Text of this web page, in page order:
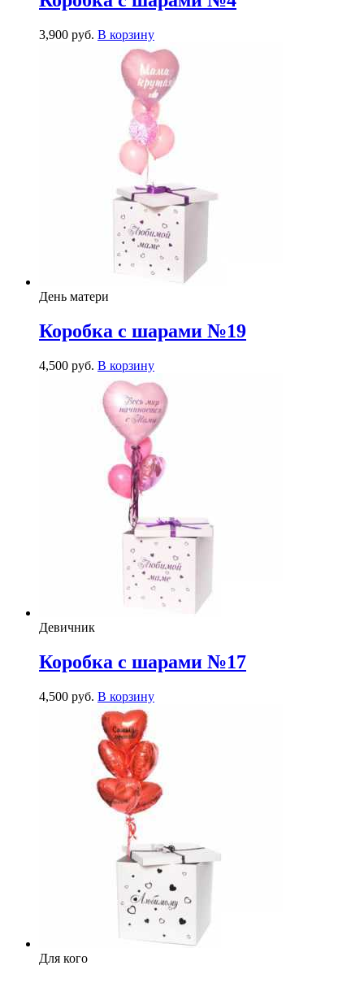
3,900 руб. В корзину
День матери
Коробка с шарами №19
4,500 руб. В корзину
Девичник
Коробка с шарами №17
4,500 руб. В корзину
Для кого